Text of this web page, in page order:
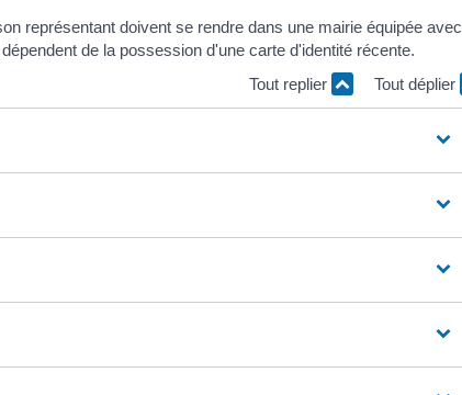
représentant doivent se rendre dans une mairie équipée avec
de la possession d'une carte d'identité récente.
Tout replier
Tout déplier